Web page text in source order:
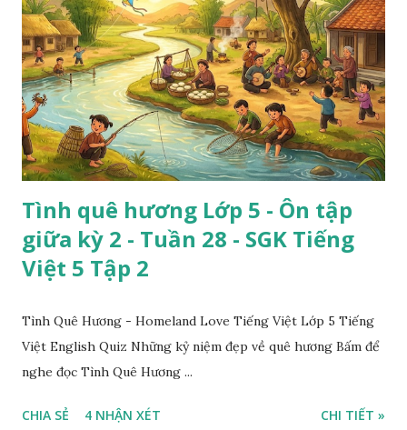
Tình quê hương Lớp 5 - Ôn tập
giữa kỳ 2 - Tuần 28 - SGK Tiếng
Việt 5 Tập 2
Tình Quê Hương - Homeland Love Tiếng Việt Lớp 5 Tiếng
Việt English Quiz Những kỷ niệm đẹp về quê hương Bấm để
nghe đọc Tình Quê Hương ...
CHIA SẺ 4 NHẬN XÉT CHI TIẾT »